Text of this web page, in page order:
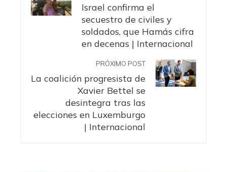
Israel confirma el
secuestro de civiles y
soldados, que Hamás cifra
en decenas | Internacional
PRÓXIMO POST
La coalición progresista de
Xavier Bettel se
desintegra tras las
elecciones en Luxemburgo
| Internacional